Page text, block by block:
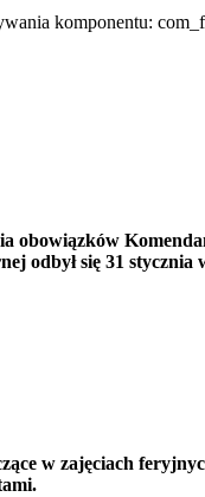
komponentu:
obowiązków
odbył się 31 stycznia
w zajęciach